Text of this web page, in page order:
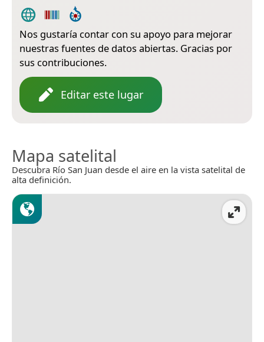
Nos gustaría contar con su apoyo para mejorar
nuestras fuentes de datos abiertas. Gracias por
sus contribuciones.
Editar este lugar
Mapa satelital
Descubra Río San Juan desde el aire en la vista satelital de
alta definición.